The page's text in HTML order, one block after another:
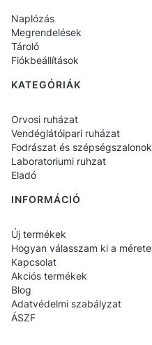
Tágas formátum
ruházat vagy
Orvosi
Kaphatók
motívumokkal ellátott
szakmával
egy praktikus
azonosítás finom
Ha könnyű,
táskát keresel a
táskák ideális
Naplózás
Megrendelések
Tároló
Fiókbeállítások
KATEGÓRIÁK
Orvosi ruházat
Vendéglátóipari ruházat
Fodrászat és szépségszalonok
Laboratoriumi ruhzat
Eladó
INFORMÁCIÓ
Új termékek
Hogyan válasszam ki a
Kapcsolat
Akciós termékek
Blog
Adatvédelmi szabályzat
ÁSZF